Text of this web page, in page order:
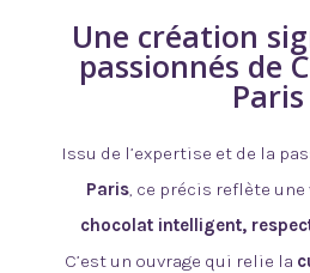
Une création
passionnés de
Paris
Issu de l’expertise et de la
Paris, ce précis reflète une
chocolat intelligent,
C’est un ouvrage qui relie la